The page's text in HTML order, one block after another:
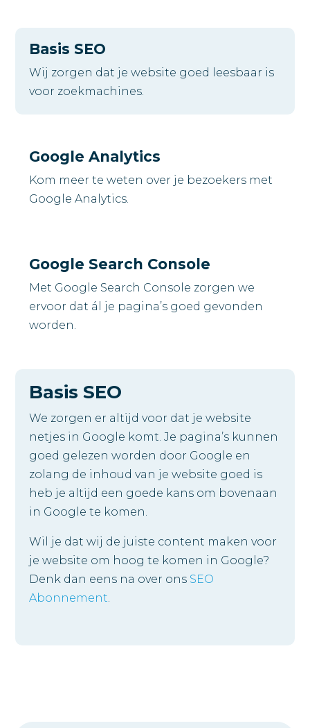
Basis SEO
Wij zorgen dat je website goed leesbaar is
voor zoekmachines.
Google Analytics
Kom meer te weten over je bezoekers met
Google Analytics.
Google Search Console
Met Google Search Console zorgen we
ervoor dat ál je pagina’s goed gevonden
worden.
Basis SEO
We zorgen er altijd voor dat je website
netjes in Google komt. Je pagina’s kunnen
goed gelezen worden door Google en
zolang de inhoud van je website goed is
heb je altijd een goede kans om bovenaan
in Google te komen.
Wil je dat wij de juiste content maken voor
je website om hoog te komen in Google?
Denk dan eens na over ons SEO
Abonnement.